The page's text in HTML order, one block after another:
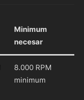
Minimum
necesar
8.000 RPM
minimum